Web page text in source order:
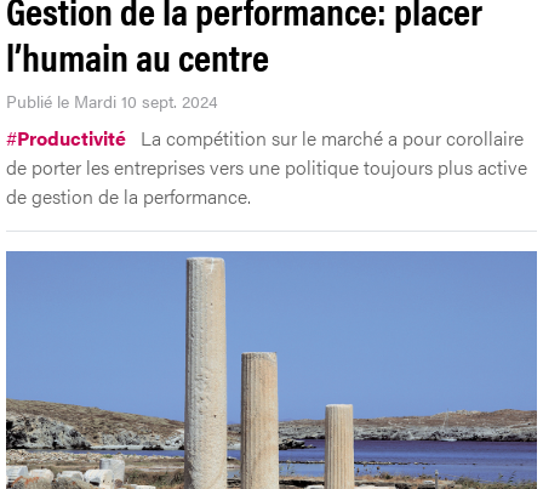
l’humain au centre
Publié le Mardi 10 sept. 2024
#Productivité La compétition sur le marché a pour corollaire
de porter les entreprises vers une politique toujours plus active
de gestion de la performance.